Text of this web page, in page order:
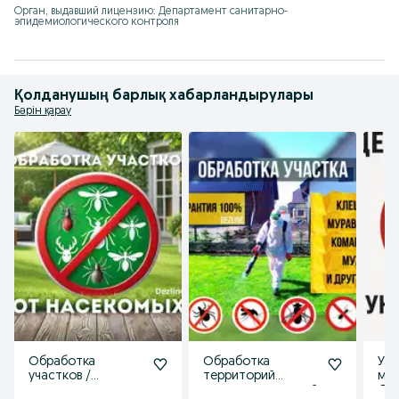
Орган, выдавший лицензию: Департамент санитарно-
эпидемиологического контроля
Қолданушың барлық хабарландырулары
Бәрін қарау
Обработка
участков /
Обработка
территорий